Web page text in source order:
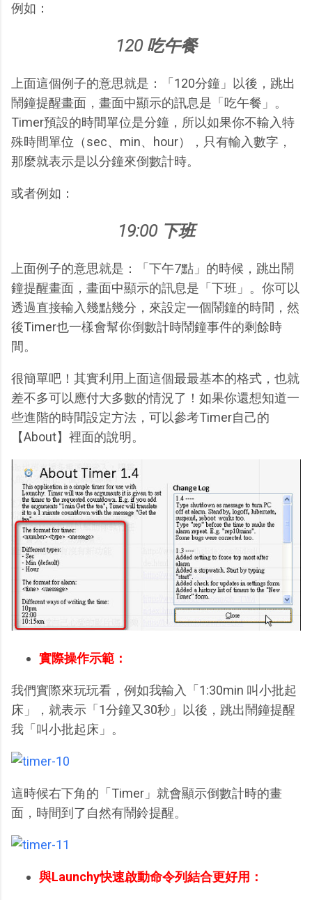
例如：
120 吃午餐
上面這個例子的意思就是：「120分鐘」以後，跳出
鬧鐘提醒畫面，畫面中顯示的訊息是「吃午餐」。
Timer預設的時間單位是分鐘，所以如果你不輸入特
殊時間單位（sec、min、hour），只有輸入數字，
那麼就表示是以分鐘來倒數計時。
或者例如：
19:00 下班
上面例子的意思就是：「下午7點」的時候，跳出鬧
鐘提醒畫面，畫面中顯示的訊息是「下班」。你可以
透過直接輸入幾點幾分，來設定一個鬧鐘的時間，然
後Timer也一樣會幫你倒數計時鬧鐘事件的剩餘時
間。
很簡單吧！其實利用上面這個最最基本的格式，也就
差不多可以應付大多數的情況了！如果你還想知道一
些進階的時間設定方法，可以參考Timer自己的
【About】裡面的說明。
實際操作示範：
我們實際來玩玩看，例如我輸入「1:30min 叫小批起
床」，就表示「1分鐘又30秒」以後，跳出鬧鐘提醒
我「叫小批起床」。
這時候右下角的「Timer」就會顯示倒數計時的畫
面，時間到了自然有鬧鈴提醒。
與Launchy快速啟動命令列結合更好用：